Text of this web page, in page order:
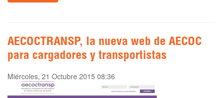
AECOCTRANSP, la nueva web de AECOC
para cargadores y transportistas
Miércoles, 21 Octubre 2015 08:36